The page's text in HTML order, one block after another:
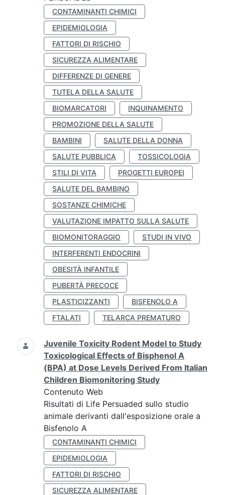
CONTAMINANTI CHIMICI
EPIDEMIOLOGIA
FATTORI DI RISCHIO
SICUREZZA ALIMENTARE
DIFFERENZE DI GENERE
TUTELA DELLA SALUTE
BIOMARCATORI
INQUINAMENTO
PROMOZIONE DELLA SALUTE
BAMBINI
SALUTE DELLA DONNA
SALUTE PUBBLICA
TOSSICOLOGIA
STILI DI VITA
PROGETTI EUROPEI
SALUTE DEL BAMBINO
SOSTANZE CHIMICHE
VALUTAZIONE IMPATTO SULLA SALUTE
BIOMONITORAGGIO
STUDI IN VIVO
INTERFERENTI ENDOCRINI
OBESITÀ INFANTILE
PUBERTÀ PRECOCE
PLASTICIZZANTI
BISFENOLO A
FTALATI
TELARCA PREMATURO
Juvenile Toxicity Rodent Model to Study
Toxicological Effects of Bisphenol A
(BPA) at Dose Levels Derived From Italian
Children Biomonitoring Study
Contenuto Web
Risultati di Life Persuaded sullo studio
animale derivanti dall'esposizione orale a
Bisfenolo A
CONTAMINANTI CHIMICI
EPIDEMIOLOGIA
FATTORI DI RISCHIO
SICUREZZA ALIMENTARE